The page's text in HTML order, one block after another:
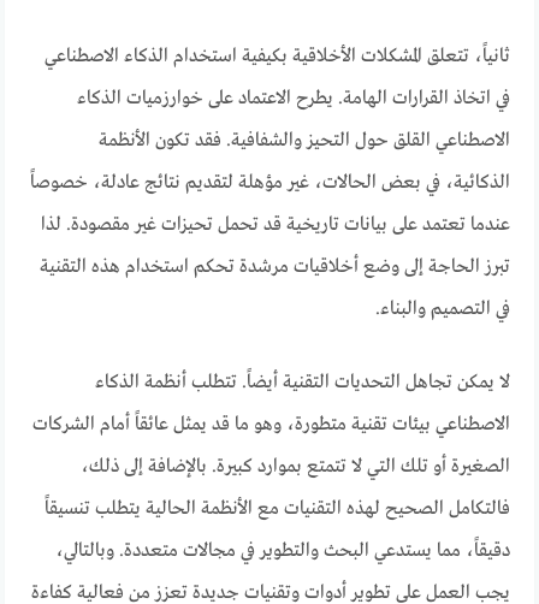
ثانياً، تتعلق المشكلات الأخلاقية بكيفية استخدام الذكاء الاصطناعي
في اتخاذ القرارات الهامة. يطرح الاعتماد على خوارزميات الذكاء
الاصطناعي القلق حول التحيز والشفافية. فقد تكون الأنظمة
الذكائية، في بعض الحالات، غير مؤهلة لتقديم نتائج عادلة، خصوصاً
عندما تعتمد على بيانات تاريخية قد تحمل تحيزات غير مقصودة. لذا
تبرز الحاجة إلى وضع أخلاقيات مرشدة تحكم استخدام هذه التقنية
في التصميم والبناء.
لا يمكن تجاهل التحديات التقنية أيضاً. تتطلب أنظمة الذكاء
الاصطناعي بيئات تقنية متطورة، وهو ما قد يمثل عائقاً أمام الشركات
الصغيرة أو تلك التي لا تتمتع بموارد كبيرة. بالإضافة إلى ذلك،
فالتكامل الصحيح لهذه التقنيات مع الأنظمة الحالية يتطلب تنسيقاً
دقيقاً، مما يستدعي البحث والتطوير في مجالات متعددة. وبالتالي،
يجب العمل على تطوير أدوات وتقنيات جديدة تعزز من فعالية كفاءة